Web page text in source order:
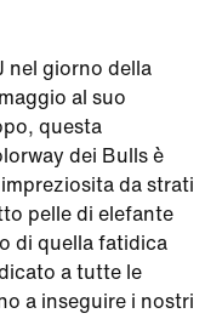
nel giorno della
al suo
questa
dei Bulls è
da strati
pelle di elefante
di quella fatidica
a tutte le
a inseguire i nostri